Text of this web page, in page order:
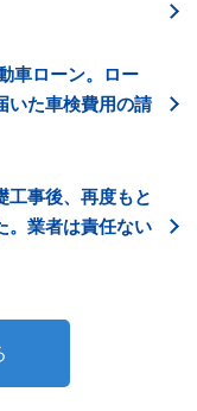
車ローン。ロー
いた車検費用の請
工事後、再度もと
。業者は責任ない